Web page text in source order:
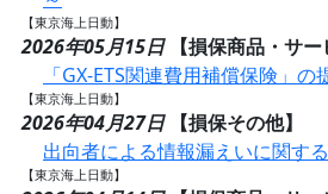
【東京海上日動】
2026年05月15日
【損保商品・サー
「GX-ETS関連費用補償保険」の
【東京海上日動】
2026年04月27日
【損保その他】
出向者による情報漏えいに関す
【東京海上日動】